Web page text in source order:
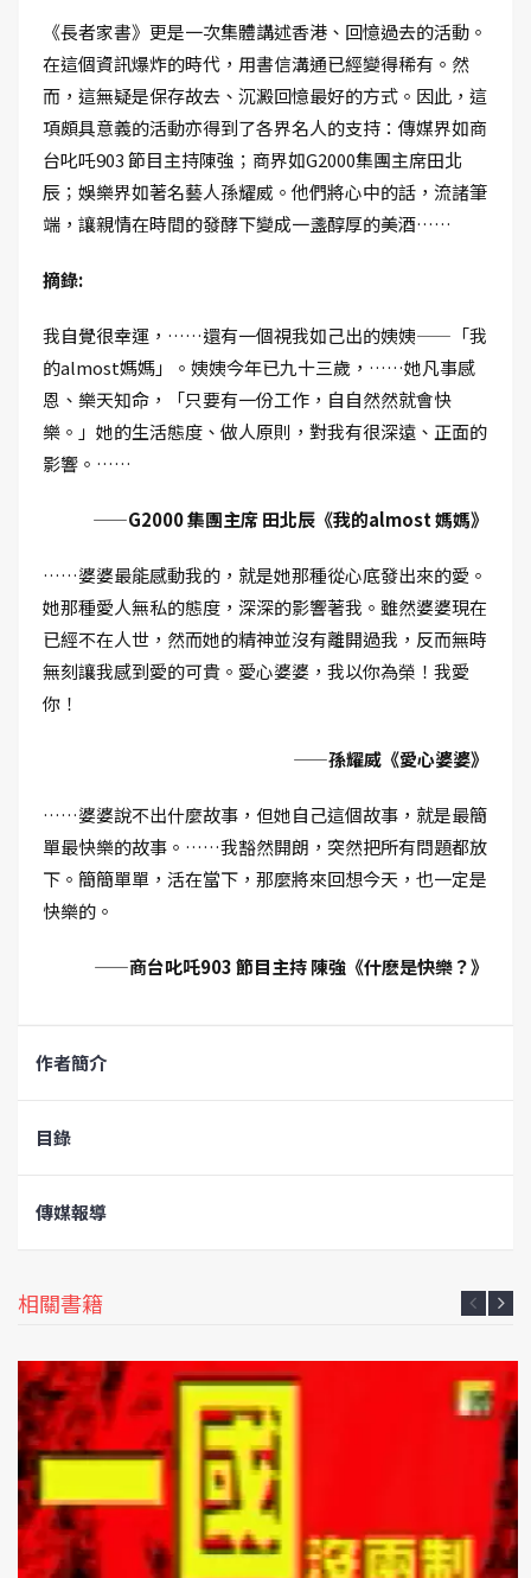
《長者家書》更是一次集體講述香港、回憶過去的活動。
在這個資訊爆炸的時代，用書信溝通已經變得稀有。然
而，這無疑是保存故去、沉澱回憶最好的方式。因此，這
項頗具意義的活動亦得到了各界名人的支持：傳媒界如商
台叱吒903 節目主持陳強；商界如G2000集團主席田北
辰；娛樂界如著名藝人孫耀威。他們將心中的話，流諸筆
端，讓親情在時間的發酵下變成一盞醇厚的美酒……
摘錄:
我自覺很幸運，……還有一個視我如己出的姨姨——「我
的almost媽媽」。姨姨今年已九十三歲，……她凡事感
恩、樂天知命，「只要有一份工作，自自然然就會快
樂。」她的生活態度、做人原則，對我有很深遠、正面的
影響。……
——G2000 集團主席 田北辰《我的almost 媽媽》
……婆婆最能感動我的，就是她那種從心底發出來的愛。
她那種愛人無私的態度，深深的影響著我。雖然婆婆現在
已經不在人世，然而她的精神並沒有離開過我，反而無時
無刻讓我感到愛的可貴。愛心婆婆，我以你為榮！我愛
你！
——孫耀威《愛心婆婆》
……婆婆說不出什麼故事，但她自己這個故事，就是最簡
單最快樂的故事。……我豁然開朗，突然把所有問題都放
下。簡簡單單，活在當下，那麼將來回想今天，也一定是
快樂的。
——商台叱吒903 節目主持 陳強《什麽是快樂？》
作者簡介
目錄
傳媒報導
相關書籍